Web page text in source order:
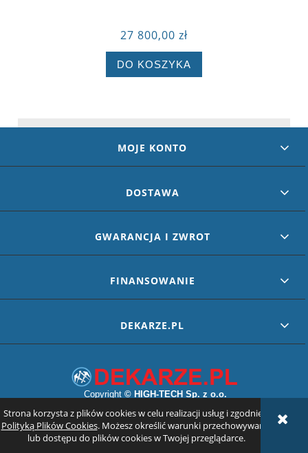
Strona korzysta z plików cookies w celu realizacji usług i zgodnie z
Polityką Plików Cookies. Możesz określić warunki przechowywania
lub dostępu do plików cookies w Twojej przeglądarce.
27 800,00 zł
DO KOSZYKA
MOJE KONTO
DOSTAWA
GWARANCJA I ZWROT
FINANSOWANIE
DEKARZE.PL
Copyright © HIGH-TECH Sp. z o.o.
POKAŻ PEŁNĄ WERSJĘ STRONY
Sklep internetowy Shoper.pl